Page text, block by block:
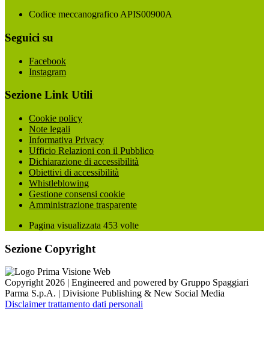
Codice meccanografico APIS00900A
Seguici su
Facebook
Instagram
Sezione Link Utili
Cookie policy
Note legali
Informativa Privacy
Ufficio Relazioni con il Pubblico
Dichiarazione di accessibilità
Obiettivi di accessibilità
Whistleblowing
Gestione consensi cookie
Amministrazione trasparente
Pagina visualizzata 453 volte
Sezione Copyright
Copyright 2026 | Engineered and powered by Gruppo Spaggiari
Parma S.p.A. | Divisione Publishing & New Social Media
Disclaimer trattamento dati personali